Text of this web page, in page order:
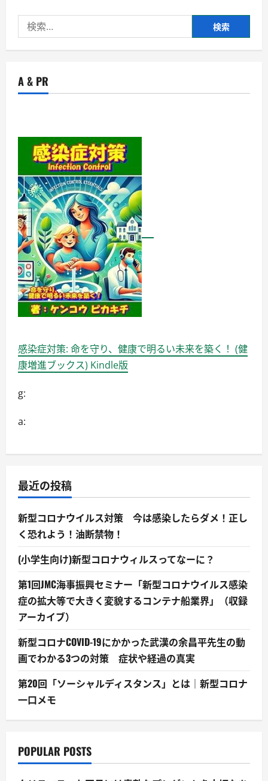
【徹
説】
評
コ
ミ、
メ
リ
ッ
ト
と
デ
メ
リ
ッ
ト!!
に
つ
い
て
詳
し
く
読
む
索:
A & PR
感染症対策: 命を守り、健康で明るい未来を築く！ (健
康増進ブックス) Kindle版
g:
a:
最近の投稿
新型コロナウイルス対策 今は感染したらダメ！正し
く恐れよう！油断禁物！
(小学生向け)新型コロナウィルスってなーに？
第1回JMC海事振興セミナー「新型コロナウイルス感染
症の拡大等で大きく変貌するコンテナ船業界」（収録
アーカイブ）
新型コロナCOVID-19にかかった武漢の余昌平先生の動
画でわかる3つの対策 症状や経過の真実
第20回「ソーシャルディスタンス」とは｜新型コロナ
一口メモ
POPULAR POSTS